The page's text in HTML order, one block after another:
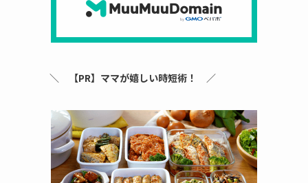
＼ 【PR】ママが嬉しい時短術！ ／